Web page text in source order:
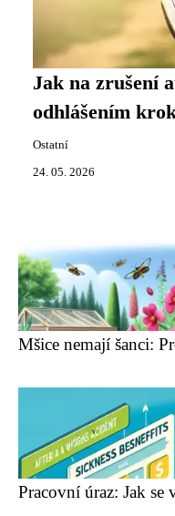
Jak na zrušení
odhlášením
Ostatní
24. 05. 2026
Mšice nemají šanci:
Pracovní úraz: Jak se